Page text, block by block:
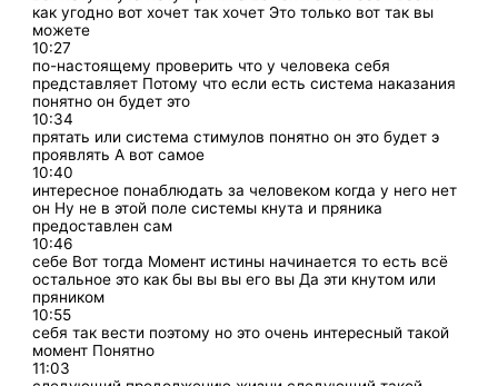
как угодно вот хочет так хочет Это только вот так вы
можете
10:27
по-настоящему проверить что у человека себя
представляет Потому что если есть система наказания
понятно он будет это
10:34
прятать или система стимулов понятно он это будет э
проявлять А вот самое
10:40
интересное понаблюдать за человеком когда у него нет
он Ну не в этой поле системы кнута и пряника
предоставлен сам
10:46
себе Вот тогда Момент истины начинается то есть всё
остальное это как бы вы вы его вы Да эти кнутом или
пряником
10:55
себя так вести поэтому но это очень интересный такой
момент Понятно
11:03